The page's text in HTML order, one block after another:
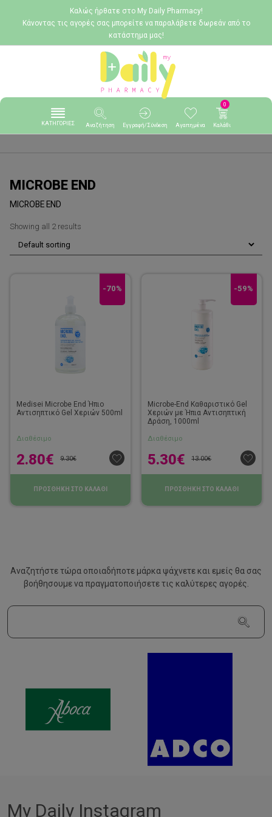
Καλώς ήρθατε στο My Daily Pharmacy!
Κάνοντας τις αγορές σας μπορείτε να παραλάβετε δωρεάν από το
κατάστημα μας!
ΚΑΤΗΓΟΡΙΕΣ Αναζήτηση Εγγραφή/Σύνδεση Αγαπημένα
0
Καλάθι
MICROBE END
MICROBE END
Showing all 2 results
-70%
Medisei Microbe End Ήπιο
Αντισηπτικό Gel Χεριών 500ml
Διαθέσιμο
9.30€
2.80€
ΠΡΟΣΘΗΚΗ ΣΤΟ ΚΑΛΑΘΙ
-59%
Microbe-End Καθαριστικό Gel
Χεριών με Ήπια Αντισηπτική
Δράση, 1000ml
Διαθέσιμο
13.00€
5.30€
ΠΡΟΣΘΗΚΗ ΣΤΟ ΚΑΛΑΘΙ
Αναζητήστε τώρα οποιαδήποτε μάρκα ψάχνετε και εμείς θα σας
βοήθησουμε να πραγματοποιήσετε τις καλύτερες αγορές.
My Daily Instagram